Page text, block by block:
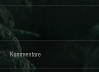
Kommentare